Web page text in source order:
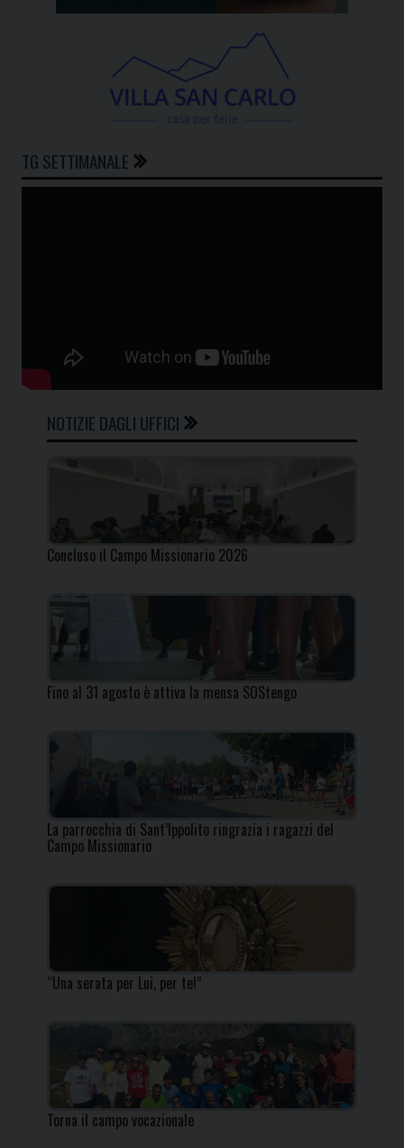
TG SETTIMANALE
NOTIZIE DAGLI UFFICI
Concluso il Campo Missionario 2026
Fino al 31 agosto è attiva la mensa SOStengo
La parrocchia di Sant’Ippolito ringrazia i ragazzi del
Campo Missionario
“Una serata per Lui, per te!”
Torna il campo vocazionale